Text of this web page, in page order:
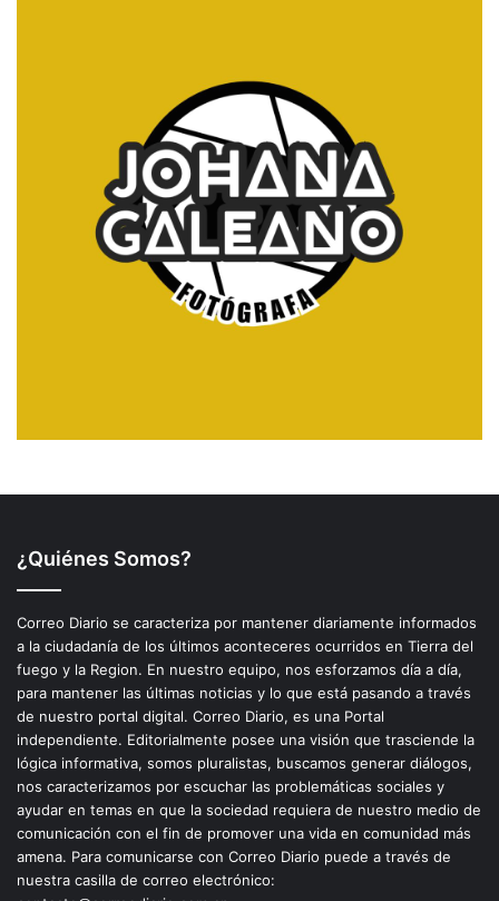
¿Quiénes Somos?
Correo Diario se caracteriza por mantener diariamente informados
a la ciudadanía de los últimos aconteceres ocurridos en Tierra del
fuego y la Region. En nuestro equipo, nos esforzamos día a día,
para mantener las últimas noticias y lo que está pasando a través
de nuestro portal digital. Correo Diario, es una Portal
independiente. Editorialmente posee una visión que trasciende la
lógica informativa, somos pluralistas, buscamos generar diálogos,
nos caracterizamos por escuchar las problemáticas sociales y
ayudar en temas en que la sociedad requiera de nuestro medio de
comunicación con el fin de promover una vida en comunidad más
amena. Para comunicarse con Correo Diario puede a través de
nuestra casilla de correo electrónico: